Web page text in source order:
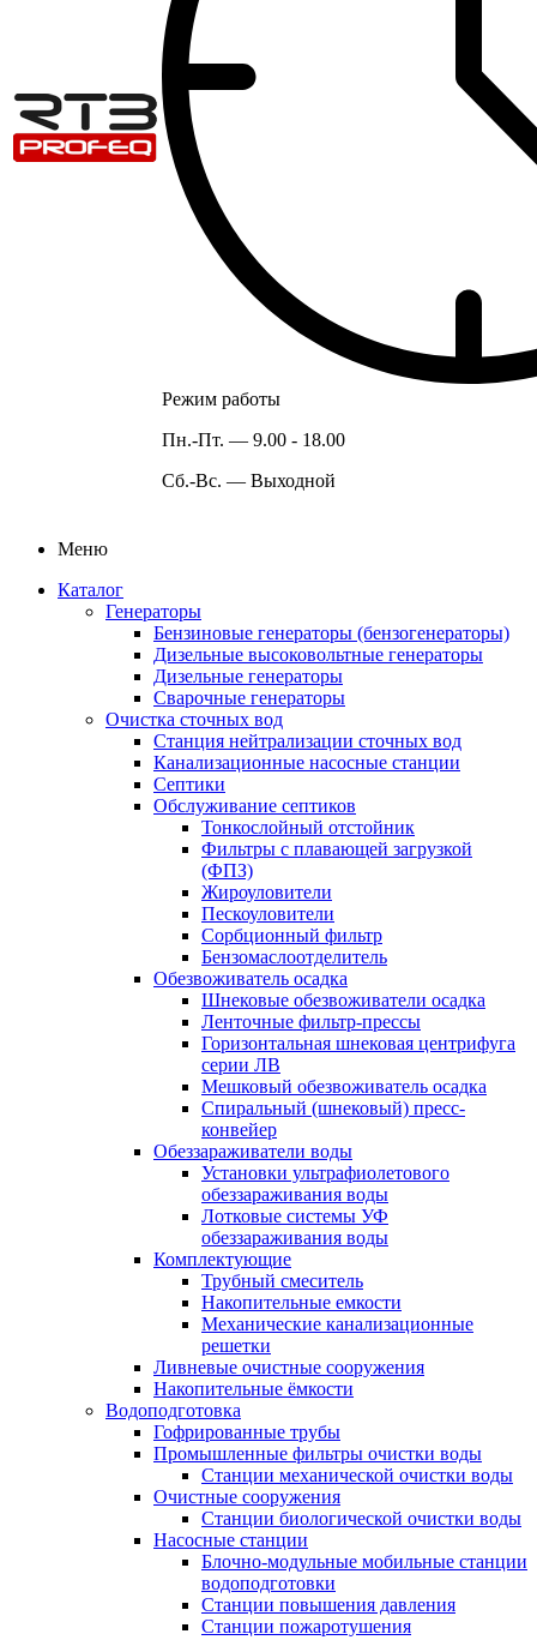
Режим работы
Пн.-Пт. — 9.00 - 18.00
Сб.-Вс. — Выходной
Меню
Каталог
Генераторы
Бензиновые генераторы (бензогенераторы)
Дизельные высоковольтные генераторы
Дизельные генераторы
Сварочные генераторы
Очистка сточных вод
Станция нейтрализации сточных вод
Канализационные насосные станции
Септики
Обслуживание септиков
Тонкослойный отстойник
Фильтры с плавающей загрузкой
(ФПЗ)
Жироуловители
Пескоуловители
Сорбционный фильтр
Бензомаслоотделитель
Обезвоживатель осадка
Шнековые обезвоживатели осадка
Ленточные фильтр-прессы
Горизонтальная шнековая центрифуга
серии ЛВ
Мешковый обезвоживатель осадка
Спиральный (шнековый) пресс-
конвейер
Обеззараживатели воды
Установки ультрафиолетового
обеззараживания воды
Лотковые системы УФ
обеззараживания воды
Комплектующие
Трубный смеситель
Накопительные емкости
Механические канализационные
решетки
Ливневые очистные сооружения
Накопительные ёмкости
Водоподготовка
Гофрированные трубы
Промышленные фильтры очистки воды
Станции механической очистки воды
Очистные сооружения
Станции биологической очистки воды
Насосные станции
Блочно-модульные мобильные станции
водоподготовки
Станции повышения давления
Станции пожаротушения